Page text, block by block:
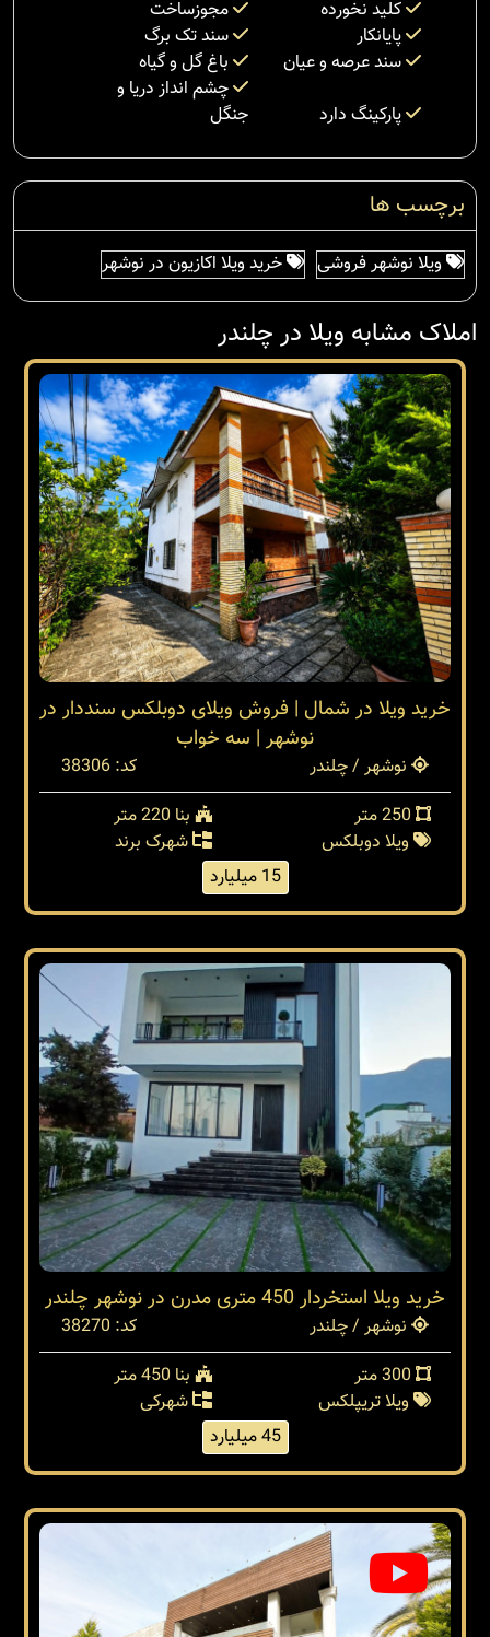
کلید نخورده
مجوزساخت
پایانکار
سند تک برگ
سند عرصه و عیان
باغ گل و گیاه
پارکینگ دارد
چشم انداز دریا و
جنگل
برچسب ها
ویلا نوشهر فروشی خرید ویلا اکازیون در نوشهر
املاک مشابه ویلا در چلندر
خرید ویلا در شمال | فروش ویلای دوبلکس سنددار در
نوشهر | سه خواب
نوشهر / چلندر
کد: 38306
بنا 220 متر
ویلا دوبلکس
شهرک برند
15 میلیارد
خرید ویلا استخردار 450 متری مدرن در نوشهر چلندر
نوشهر / چلندر
کد: 38270
بنا 450 متر
ویلا تریپلکس
شهرکی
45 میلیارد